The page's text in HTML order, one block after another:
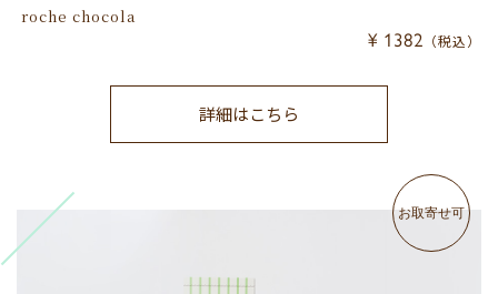
roche chocola
¥ 1382 （税込）
詳細はこちら
お取寄せ可